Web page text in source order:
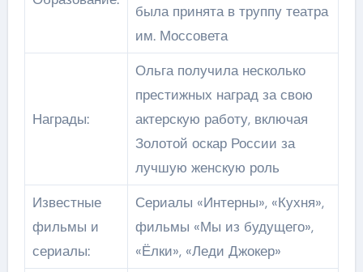
была принята в труппу театра
им. Моссовета
Награды:
Ольга получила несколько
престижных наград за свою
актерскую работу, включая
Золотой оскар России за
лучшую женскую роль
Известные
фильмы и
сериалы:
Сериалы «Интерны», «Кухня»,
фильмы «Мы из будущего»,
«Ёлки», «Леди Джокер»